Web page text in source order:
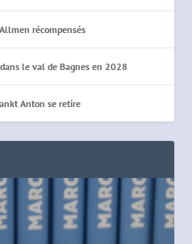
récompensés
le val de Bagnes en 2028
Anton se retire